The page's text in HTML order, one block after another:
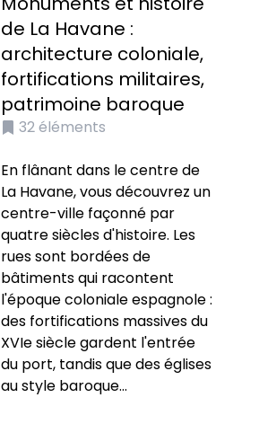
de La Havane :
architecture coloniale,
fortifications militaires,
patrimoine baroque
32éléments
En flânant dans le centre de
La Havane, vous découvrez un
centre-ville façonné par
quatre siècles d'histoire. Les
rues sont bordées de
bâtiments qui racontent
l'époque coloniale espagnole :
des fortifications massives du
XVIe siècle gardent l'entrée
du port, tandis que des églises
au style baroque...